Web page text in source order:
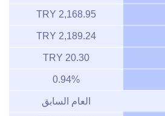
2,168.95 TRY
2,189.24 TRY
20.30 TRY
0.94%
العام السابق